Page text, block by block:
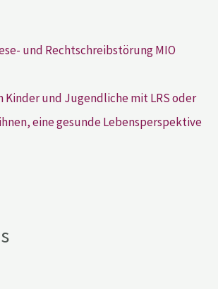
und Jugendliche mit LRS oder
eine gesunde Lebensperspektive